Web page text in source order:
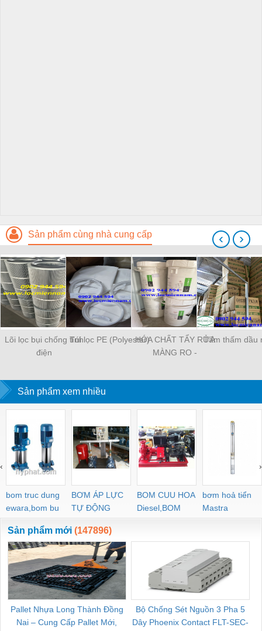
Sản phẩm cùng nhà cung cấp
Lõi lọc bụi chống tĩnh
điện
Túi lọc PE (Polyester)HÓA CHẤT TẨY RỬA
MÀNG RO -
Tấm thấm dầu
‹ ›
Sản phẩm xem nhiều
bom truc dung
ewara,bom bu
ewara
BƠM ÁP LỰC
TỰ ĐỘNG
BOM CUU HOA
Diesel,BOM
CHUA CHAY
bơm hoả tiển
Mastra
‹ ›
Sản phẩm mới (147896)
Pallet Nhựa Long Thành Đồng
Nai – Cung Cấp Pallet Mới,
Bộ Chống Sét Nguồn 3 Pha 5
Dây Phoenix Contact FLT-SEC-